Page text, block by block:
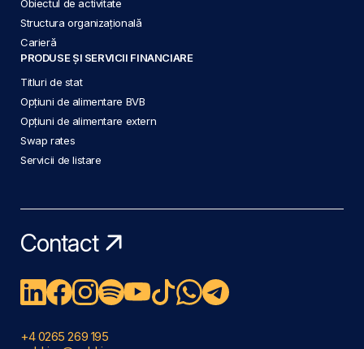
Obiectul de activitate
Structura organizațională
Carieră
PRODUSE ȘI SERVICII FINANCIARE
Titluri de stat
Opțiuni de alimentare BVB
Opțiuni de alimentare extern
Swap rates
Servicii de listare
Contact
+4 0265 269 195